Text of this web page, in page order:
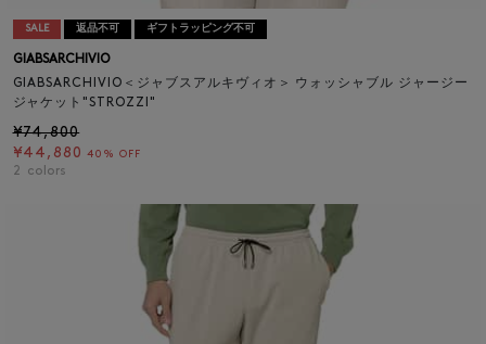
SALE 返品不可 ギフトラッピング不可
GIABSARCHIVIO
GIABSARCHIVIO＜ジャブスアルキヴィオ＞ ウォッシャブル ジャージー
ジャケット"STROZZI"
¥74,800
¥44,880 40% OFF
2 colors